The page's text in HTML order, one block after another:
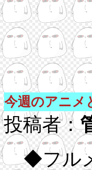
今週のアニメ
投稿者：
◆フル